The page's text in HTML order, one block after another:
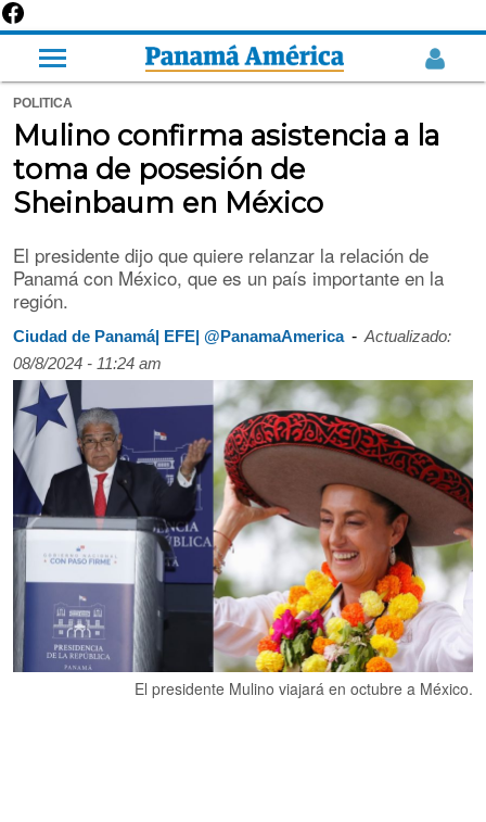
POLITICA
Mulino confirma asistencia a la
toma de posesión de
Sheinbaum en México
El presidente dijo que quiere relanzar la relación de
Panamá con México, que es un país importante en la
región.
Ciudad de Panamá| EFE| @PanamaAmerica - Actualizado:
08/8/2024 - 11:24 am
El presidente Mulino viajará en octubre a México.